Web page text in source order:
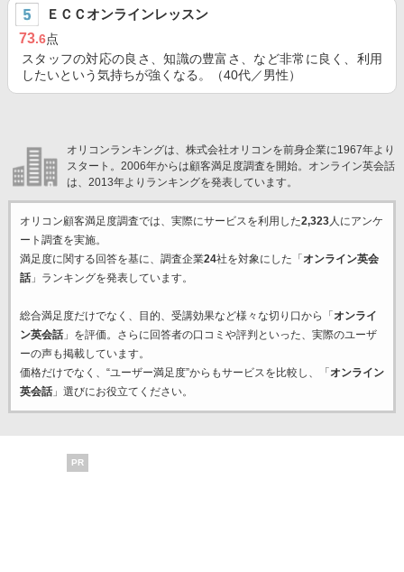
ＥＣＣオンラインレッスン
73.6点
スタッフの対応の良さ、知識の豊富さ、など非常に良く、利用
したいという気持ちが強くなる。（40代／男性）
オリコンランキングは、株式会社オリコンを前身企業に1967年より
スタート。2006年からは顧客満足度調査を開始。オンライン英会話
は、2013年よりランキングを発表しています。
オリコン顧客満足度調査では、実際にサービスを利用した2,323人にアンケ
ート調査を実施。
満足度に関する回答を基に、調査企業24社を対象にした「 オンライン英会
話」ランキングを発表しています。
総合満足度だけでなく、目的、受講効果など様々な切り口から「 オンライ
ン英会話」を評価。さらに回答者の口コミや評判といった、実際のユーザ
ーの声も掲載しています。
価格だけでなく、“ユーザー満足度”からもサービスを比較し、「 オンライン
英会話」選びにお役立てください。
PR